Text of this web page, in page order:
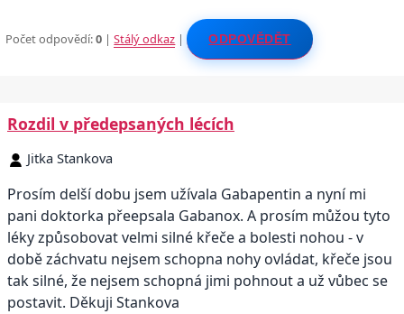
Počet odpovědí:0 |Stálý odkaz | ODPOVĚDĚT
Rozdil v předepsaných lécích
Jitka Stankova
Prosím delší dobu jsem užívala Gabapentin a nyní mi
pani doktorka přeepsala Gabanox. A prosím můžou tyto
léky způsobovat velmi silné křeče a bolesti nohou - v
době záchvatu nejsem schopna nohy ovládat, křeče jsou
tak silné, že nejsem schopná jimi pohnout a už vůbec se
postavit. Děkuji Stankova